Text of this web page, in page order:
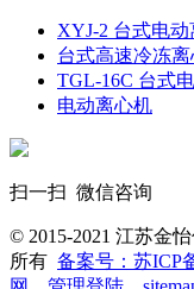
XYJ-2 台式电
台式高速冷冻
TGL-16C 台式
电动离心机
扫一扫 微信咨询
© 2015-2021 江苏金
所有 备案号：苏ICP